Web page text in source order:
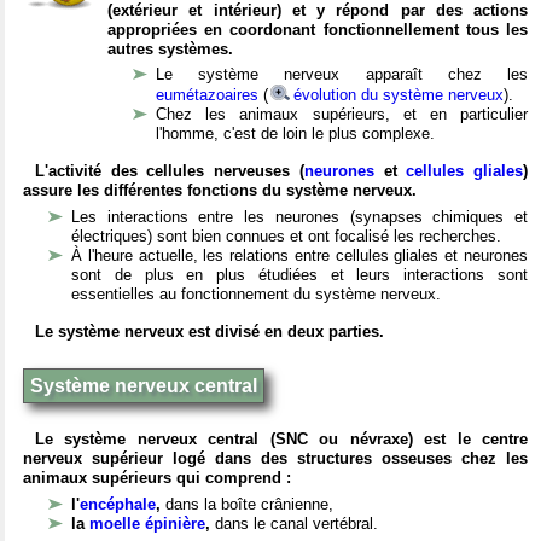
(extérieur et intérieur) et y répond par des actions
appropriées en coordonant fonctionnellement tous les
autres systèmes.
Le système nerveux apparaît chez les
eumétazoaires ( évolution du système nerveux).
Chez les animaux supérieurs, et en particulier
l'homme, c'est de loin le plus complexe.
L'activité des cellules nerveuses (neuronesetcellules gliales)
assure les différentes fonctions du système nerveux.
Les interactions entre les neurones (synapses chimiques et
électriques) sont bien connues et ont focalisé les recherches.
À l'heure actuelle, les relations entre cellules gliales et neurones
sont de plus en plus étudiées et leurs interactions sont
essentielles au fonctionnement du système nerveux.
Le système nerveux est divisé en deux parties.
Système nerveux central
Le système nerveux central (SNC ou névraxe) est le centre
nerveux supérieur logé dans des structures osseuses chez les
animaux supérieurs qui comprend :
l'encéphale, dans la boîte crânienne,
la moelle épinière, dans le canal vertébral.